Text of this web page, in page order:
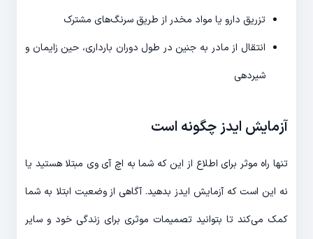
تزریق دارو یا مواد مخدر از طریق سرنگ‌های مشترک
انتقال از مادر به جنین در طول دوران بارداری، حین زایمان و
شیردهی
آزمایش ایدز چگونه است
تنها راه موثر برای اطلاع از این که شما به اچ آی وی مبتلا هستید یا
نه این است که آزمایش ایدز بدهید. آگاهی از وضعیت ابتلا به شما
کمک می‌کند تا بتوانید تصمیمات موثری برای زندگی خود و سایر